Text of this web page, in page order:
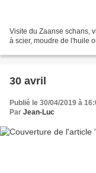
Visite du Zaanse schans,
à scier, moudre de l'huile
30 avril
Publié le 30/04/2019 à
Par Jean-Luc